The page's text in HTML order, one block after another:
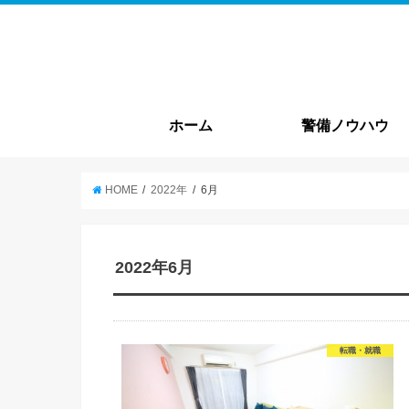
ホーム 警備ノウハウ
HOME 2022年 6月
2022年6月
転職・就職